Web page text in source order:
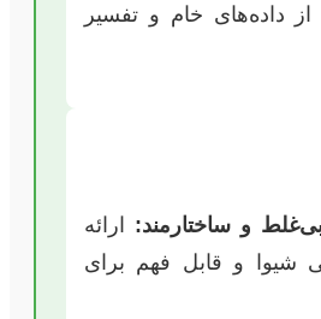
داده‌های خام و تفسیر
و ساختارمند: ارائه
شیوا و قابل فهم برای